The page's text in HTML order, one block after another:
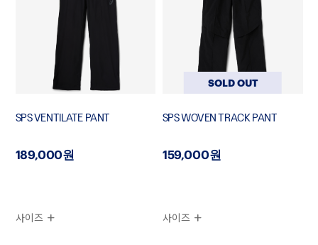
SPS VENTILATE PANT
189,000원
사이즈
SOLD OUT
SPS WOVEN TRACK PANT
159,000원
사이즈